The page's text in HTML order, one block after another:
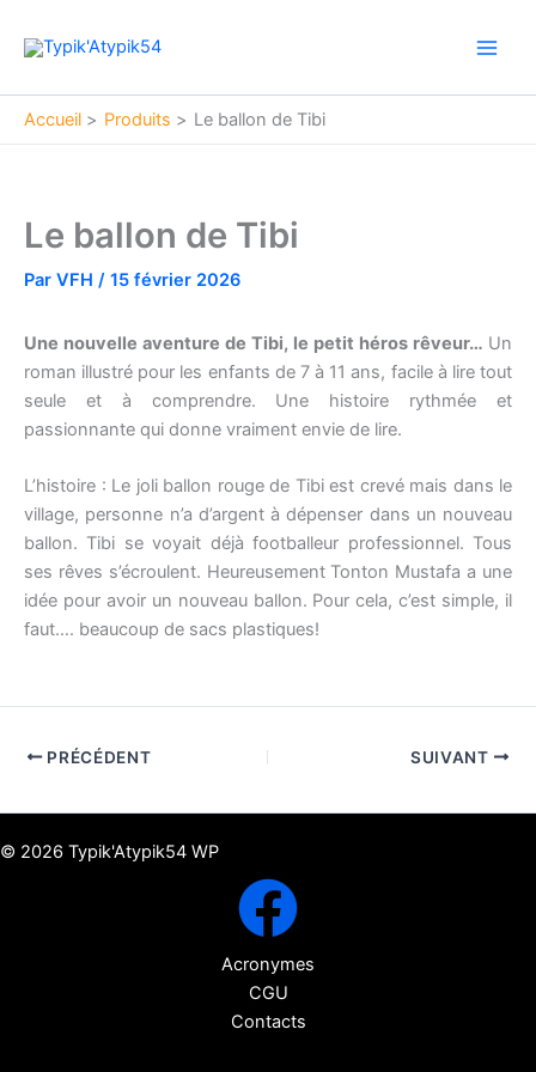
Accueil Produits Le ballon de Tibi
Le ballon de Tibi
Par VFH / 15 février 2026
Une nouvelle aventure de Tibi, le petit héros rêveur… Un
roman illustré pour les enfants de 7 à 11 ans, facile à lire tout
seule et à comprendre. Une histoire rythmée et
passionnante qui donne vraiment envie de lire.
L’histoire : Le joli ballon rouge de Tibi est crevé mais dans le
village, personne n’a d’argent à dépenser dans un nouveau
ballon. Tibi se voyait déjà footballeur professionnel. Tous
ses rêves s’écroulent. Heureusement Tonton Mustafa a une
idée pour avoir un nouveau ballon. Pour cela, c’est simple, il
faut…. beaucoup de sacs plastiques!
PRÉCÉDENT SUIVANT
© 2026 Typik'Atypik54 WP
Acronymes
CGU
Contacts